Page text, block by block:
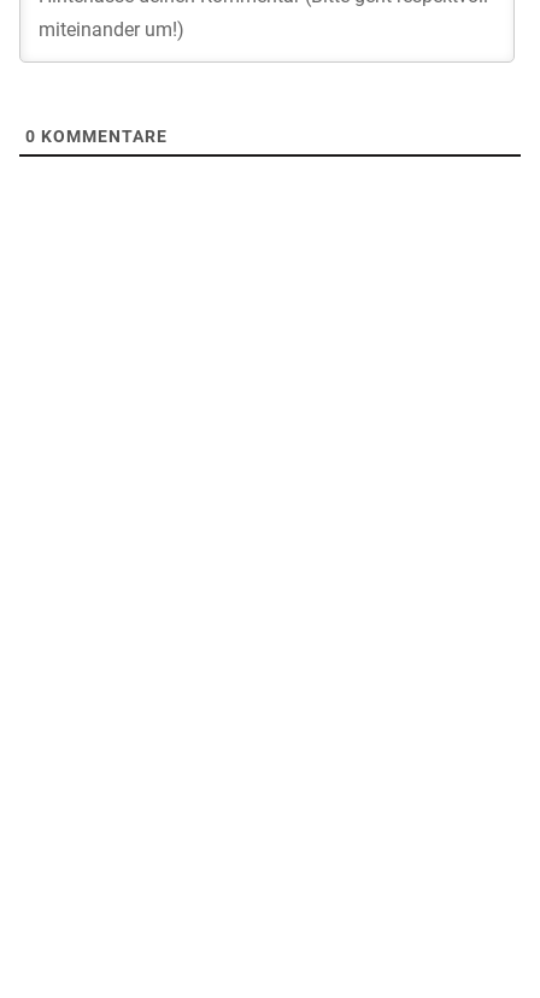
0 KOMMENTARE